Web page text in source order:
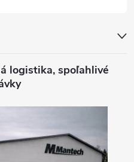
logistika, spoľahlivé